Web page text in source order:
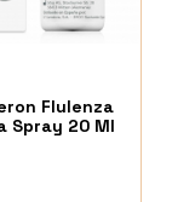
Flulenza
Spray 20 Ml